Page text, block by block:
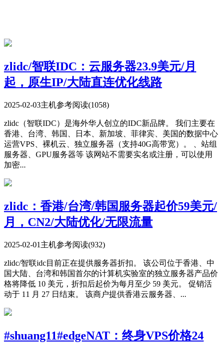
zlidc/智联IDC：云服务器23.9美元/月
起，原生IP/大陆直连优化线路
2025-02-03主机参考阅读(1058)
zlidc（智联IDC）是海外华人创立的IDC新品牌。 我们主要在
香港、台湾、韩国、日本、新加坡、菲律宾、美国的数据中心
运营VPS、裸机云、独立服务器（支持40G高带宽）。 、站组
服务器、GPU服务器等 该网站不需要实名或注册，可以使用
加密...
zlidc：香港/台湾/韩国服务器起价59美元/
月，CN2/大陆优化/无限流量
2025-02-01 主机参考阅读(932)
zlidc/智联idc目前正在提供服务器折扣。 该公司位于香港、中
国大陆、台湾和韩国首尔的计算机实验室的独立服务器产品价
格将降低 10 美元，折扣后起价为每月至少 59 美元。 促销活
动于 11 月 27 日结束。 该商户提供香港云服务器、...
#shuang11#edgeNAT：终身VPS价格24